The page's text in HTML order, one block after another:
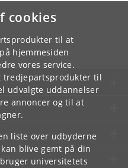
cookies
til at
hjemmesiden
vores service.
tredjepartsprodukter til
udvalgte uddannelser
annoncer og til at
liste over udbyderne
blive gemt på din
universitetets